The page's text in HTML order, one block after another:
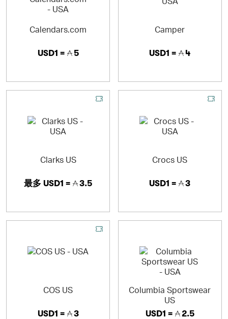
Calendars.com
USD1 = 5
Camper
USD1 = 4
Clarks US
最多 USD1 = 3.5
Crocs US
USD1 = 3
COS US
USD1 = 3
Columbia Sportswear
US
USD1 = 2.5